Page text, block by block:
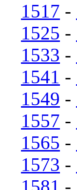
1517 -
1525 -
1533 -
1541 -
1549 -
1557 -
1565 -
1573 -